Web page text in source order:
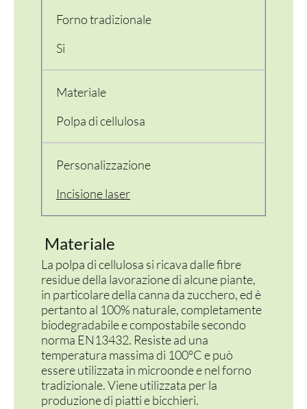
PER LA TAVOLA
CONTENITORI E ASPORTO
VASSOI E COTTURA
TERMOSALDABILI
PERSONALIZZATI
Forno tradizionale
Si
Materiale
Polpa di cellulosa
Personalizzazione
Incisione laser
Materiale
La polpa di cellulosa si ricava dalle fibre
residue della lavorazione di alcune piante,
in particolare della canna da zucchero, ed è
pertanto al 100% naturale, completamente
biodegradabile e compostabile secondo
norma EN13432. Resiste ad una
temperatura massima di 100°C e può
essere utilizzata in microonde e nel forno
tradizionale. Viene utilizzata per la
produzione di piatti e bicchieri.